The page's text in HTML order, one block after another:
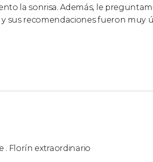
la sonrisa. Además, le
sus recomendaciones fueron muy
. Florín extraordinario